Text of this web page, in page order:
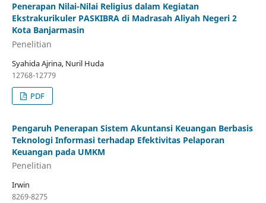
Penerapan Nilai-Nilai Religius dalam Kegiatan
Ekstrakurikuler PASKIBRA di Madrasah Aliyah Negeri 2
Kota Banjarmasin
Penelitian
Syahida Ajrina, Nuril Huda
12768-12779
PDF
Pengaruh Penerapan Sistem Akuntansi Keuangan Berbasis
Teknologi Informasi terhadap Efektivitas Pelaporan
Keuangan pada UMKM
Penelitian
Irwin
8269-8275